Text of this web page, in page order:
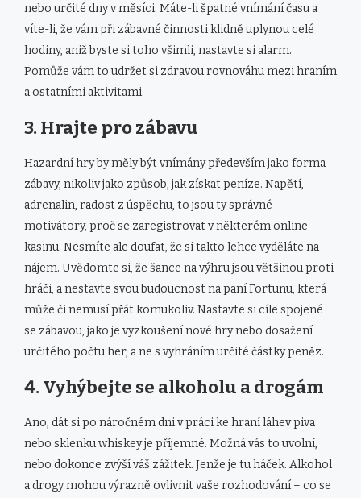
nebo určité dny v měsíci. Máte-li špatné vnímání času a
víte-li, že vám při zábavné činnosti klidně uplynou celé
hodiny, aniž byste si toho všimli, nastavte si alarm.
Pomůže vám to udržet si zdravou rovnováhu mezi hraním
a ostatními aktivitami.
3. Hrajte pro zábavu
Hazardní hry by měly být vnímány především jako forma
zábavy, nikoliv jako způsob, jak získat peníze. Napětí,
adrenalin, radost z úspěchu, to jsou ty správné
motivátory, proč se zaregistrovat v některém online
kasinu. Nesmíte ale doufat, že si takto lehce vyděláte na
nájem. Uvědomte si, že šance na výhru jsou většinou proti
hráči, a nestavte svou budoucnost na paní Fortunu, která
může či nemusí přát komukoliv. Nastavte si cíle spojené
se zábavou, jako je vyzkoušení nové hry nebo dosažení
určitého počtu her, a ne s vyhráním určité částky peněz.
4. Vyhýbejte se alkoholu a drogám
Ano, dát si po náročném dni v práci ke hraní láhev piva
nebo sklenku whiskey je příjemné. Možná vás to uvolní,
nebo dokonce zvýší váš zážitek. Jenže je tu háček. Alkohol
a drogy mohou výrazně ovlivnit vaše rozhodování – co se